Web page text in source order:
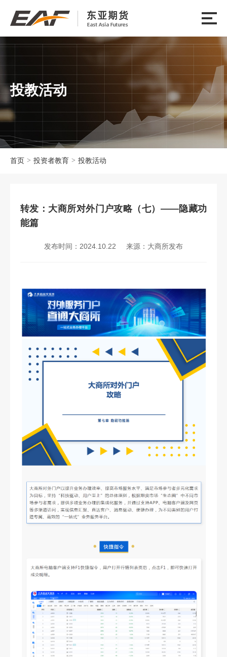
投教活动
首页 > 投资者教育 > 投教活动
转发：大商所对外门户攻略（七）——隐藏功
能篇
发布时间：2024.10.22 来源：大商所发布